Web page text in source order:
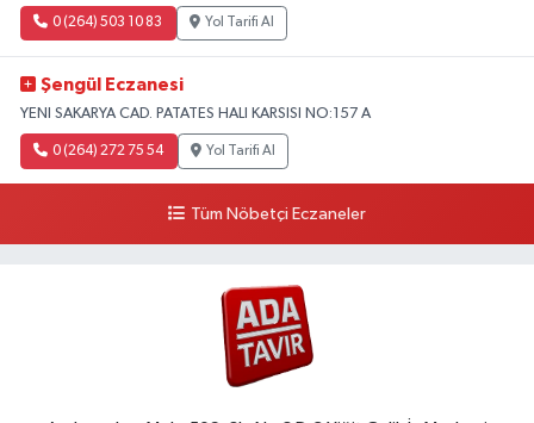
0 (264) 503 10 83 Yol Tarifi Al
Şengül Eczanesi
YENI SAKARYA CAD. PATATES HALI KARSISI NO:157 A
0 (264) 272 75 54 Yol Tarifi Al
Tüm Nöbetçi Eczaneler